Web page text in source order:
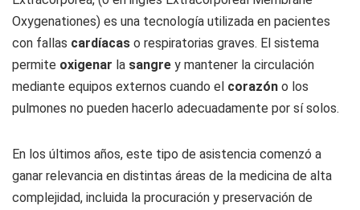
Oxygenationes) es una tecnología utilizada en pacientes
con fallas cardíacas o respiratorias graves. El sistema
permite oxigenar la sangre y mantener la circulación
mediante equipos externos cuando el corazón o los
pulmones no pueden hacerlo adecuadamente por sí solos.
En los últimos años, este tipo de asistencia comenzó a
ganar relevancia en distintas áreas de la medicina de alta
complejidad, incluida la procuración y preservación de